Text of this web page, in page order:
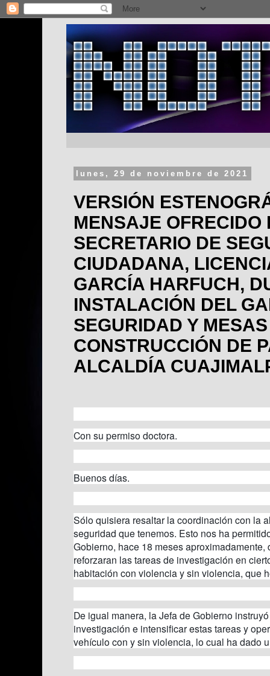
lunes, 29 de noviembre de 2021
VERSIÓN
MENSAJE OFRECIDO
SECRETARIO DE
CIUDADANA,
GARCÍA HARFUCH,
INSTALACIÓN DEL
SEGURIDAD Y
CONSTRUCCIÓN DE
ALCALDÍA
Con su permiso doctora.
Buenos días.
Sólo quisiera resaltar la coordinación con la
seguridad que tenemos. Esto nos ha
Gobierno, hace 18 meses
reforzaran las tareas de investigación en
habitación con violencia y sin violencia, que
De igual manera, la Jefa de Gobierno
investigación e intensificar estas tareas y
vehículo con y sin violencia, lo cual ha dado